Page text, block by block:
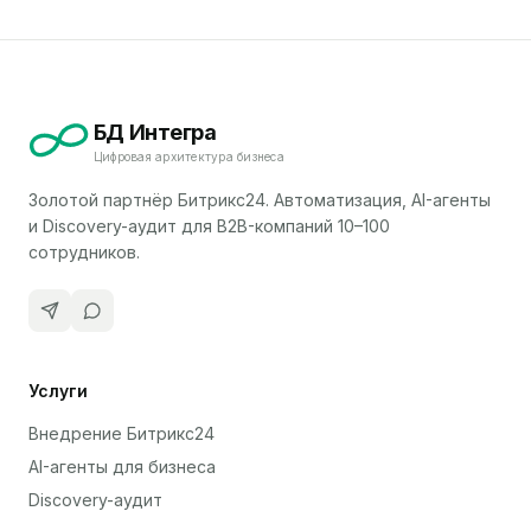
БД Интегра
Цифровая архитектура бизнеса
Золотой партнёр Битрикс24. Автоматизация, AI-агенты
и Discovery-аудит для B2B-компаний 10–100
сотрудников.
Услуги
Внедрение Битрикс24
AI-агенты для бизнеса
Discovery-аудит